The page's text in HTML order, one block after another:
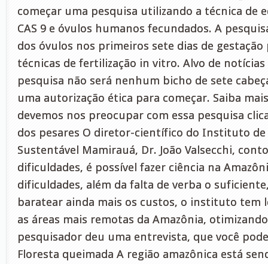
começar uma pesquisa utilizando a técnica de
CAS 9 e óvulos humanos fecundados. A
dos óvulos nos primeiros sete dias de
técnicas de fertilização in vitro. Alvo de notícias
pesquisa não será nenhum bicho de sete
uma autorização ética para começar. Saiba
devemos nos preocupar com essa pesquisa
dos pesares O diretor-científico do Instituto de
Sustentável Mamirauá, Dr. João Valsecchi,
dificuldades, é possível fazer ciência na
dificuldades, além da falta de verba o
baratear ainda mais os custos, o instituto tem
as áreas mais remotas da Amazônia,
pesquisador deu uma entrevista, que você
Floresta queimada A região amazônica está